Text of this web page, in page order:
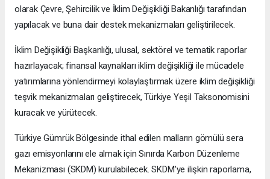
olarak Çevre, Şehircilik ve İklim Değişikliği Bakanlığı tarafından
yapılacak ve buna dair destek mekanizmaları geliştirilecek.
İklim Değişikliği Başkanlığı, ulusal, sektörel ve tematik raporlar
hazırlayacak; finansal kaynakları iklim değişikliği ile mücadele
yatırımlarına yönlendirmeyi kolaylaştırmak üzere iklim değişikliği
teşvik mekanizmaları geliştirecek, Türkiye Yeşil Taksonomisini
kuracak ve yürütecek.
Türkiye Gümrük Bölgesinde ithal edilen malların gömülü sera
gazı emisyonlarını ele almak için Sınırda Karbon Düzenleme
Mekanizması (SKDM) kurulabilecek. SKDM'ye ilişkin raporlama,